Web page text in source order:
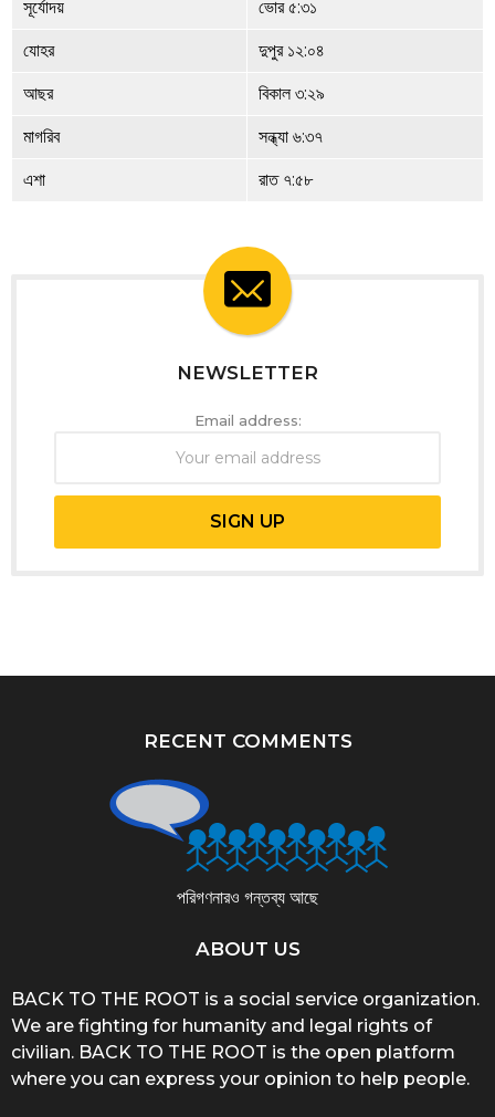
সূর্যোদয় ভোর ৫:৩১
যোহর দুপুর ১২:০৪
আছর বিকাল ৩:২৯
মাগরিব সন্ধ্যা ৬:৩৭
এশা রাত ৭:৫৮
NEWSLETTER
Email address:
RECENT COMMENTS
পরিগণনারও গন্তব্য আছে
ABOUT US
BACK TO THE ROOT is a social service organization.
We are fighting for humanity and legal rights of
civilian. BACK TO THE ROOT is the open platform
where you can express your opinion to help people.